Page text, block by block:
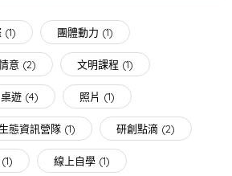
(1) 團體動力 (1)
意 (2) 文明課程 (1)
桌遊 (4) 照片 (1)
態資訊營隊 (1) 研創點滴 (2)
(1) 線上自學 (1)